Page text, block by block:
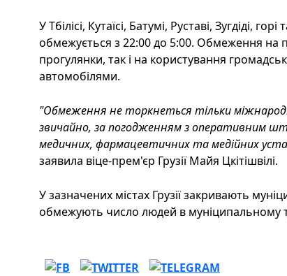
У Тбілісі, Кутаїсі, Батумі, Руставі, Зугдіді,
обмежується з 22:00 до 5:00. Обмеження на
прогулянки, так і на користування
автомобілями.
"Обмеження не торкнеться тільки
звичайно, за погодженням з оперативним
медичних, фармацевтичних та медійних
заявила віце-прем'єр Грузії Майя Цкітішвілі.
У зазначених містах Грузії закривають
обмежують число людей в муніципальному